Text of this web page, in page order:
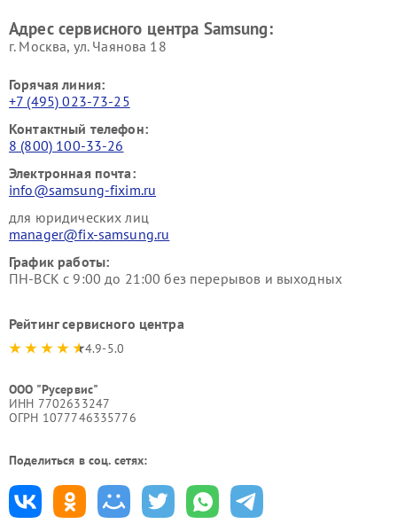
Адрес сервисного центра Samsung:
г. Москва, ул. Чаянова 18
Горячая линия:
+7 (495) 023-73-25
Контактный телефон:
8 (800) 100-33-26
Электронная почта:
info@samsung-fixim.ru
для юридических лиц
manager@fix-samsung.ru
График работы:
ПН-ВСК с 9:00 до 21:00 без перерывов и выходных
Рейтинг сервисного центра
4.9-5.0
ООО "Русервис"
ИНН 7702633247
ОГРН 1077746335776
Поделиться в соц. сетях: